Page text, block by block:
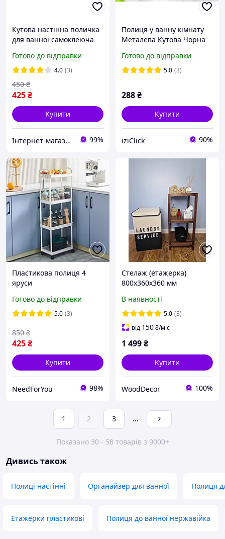
Кутова настінна поличка
для ванної самоклеюча
Готово до відправки
4.0 (3)
425₴
450 ₴
Купити
Інтернет-магазин "Толаніс" - ТОПові товари 99%
Полиця у ванну кімнату
Металева Кутова Чорна
iC227
Готово до відправки
5.0 (3)
288₴
Купити
iziClick 90%
Пластикова полиця 4
яруси
Готово до відправки
5.0 (3)
425₴
850 ₴
Купити
NeedForYou 98%
Стелаж (етажерка)
800х360х360 мм
натурального дерева 3
полички Коричневий
В наявності
5.0 (3)
від 150₴/міс
1 499₴
Купити
WoodDecor 100%
1 2 3 ...
Показано 30 - 58 товарів з 9000+
Дивись також
Полиці настінні Органайзер для ванної Полиця
Етажерки пластикові Полиця до ванної нержавійка